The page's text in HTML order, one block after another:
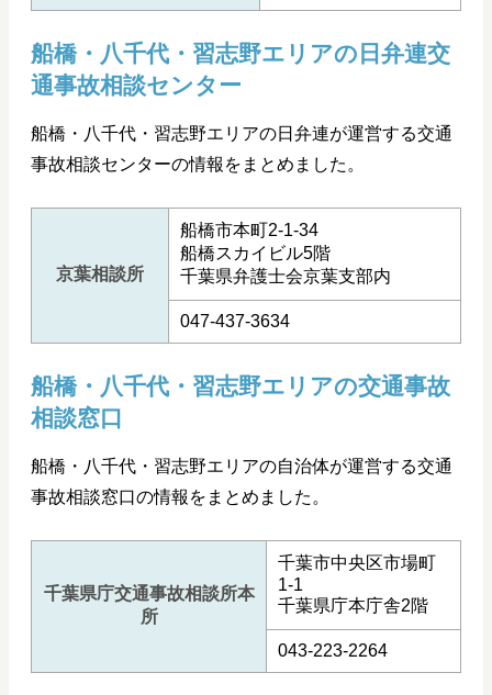
船橋・八千代・習志野エリアの日弁連交
通事故相談センター
船橋・八千代・習志野エリアの日弁連が運営する交通
事故相談センターの情報をまとめました。
京葉相談所
船橋市本町2-1-34
船橋スカイビル5階
千葉県弁護士会京葉支部内
047-437-3634
船橋・八千代・習志野エリアの交通事故
相談窓口
船橋・八千代・習志野エリアの自治体が運営する交通
事故相談窓口の情報をまとめました。
千葉県庁交通事故相談所本
所
千葉市中央区市場町
1-1
千葉県庁本庁舎2階
043-223-2264